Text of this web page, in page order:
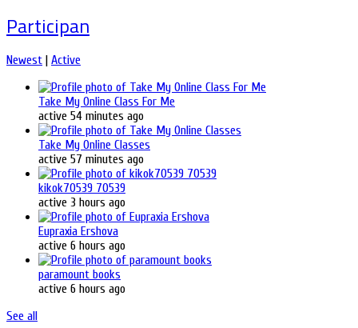
Participan
Newest | Active
Take My Online Class For Me
active 54 minutes ago
Take My Online Classes
active 57 minutes ago
kikok70539 70539
active 3 hours ago
Eupraxia Ershova
active 6 hours ago
paramount books
active 6 hours ago
See all